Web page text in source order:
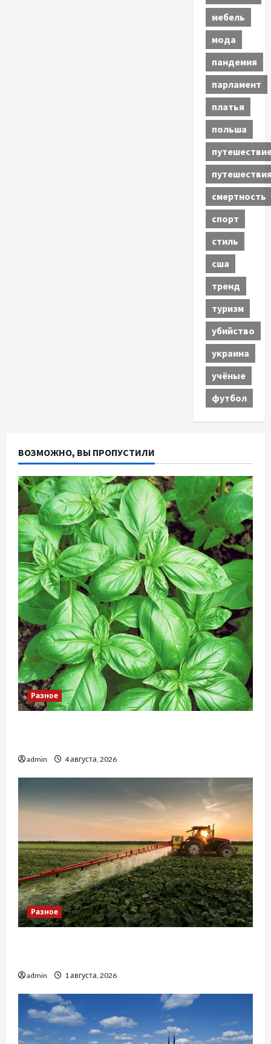
мебель
мода
пандемия
парламент
платья
польша
смертность
спорт
стиль
сша
тренд
туризм
убийство
украина
учёные
футбол
ВОЗМОЖНО, ВЫ ПРОПУСТИЛИ
Разное
admin 4 августа, 2026
Разное
admin 1 августа, 2026